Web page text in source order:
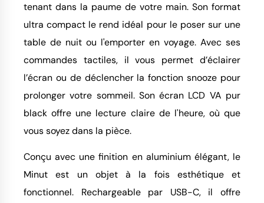
tenant dans la paume de votre main. Son format
ultra compact le rend idéal pour le poser sur une
table de nuit ou l'emporter en voyage. Avec ses
commandes tactiles, il vous permet d’éclairer
l’écran ou de déclencher la fonction snooze pour
prolonger votre sommeil. Son écran LCD VA pur
black offre une lecture claire de l'heure, où que
vous soyez dans la pièce.
Conçu avec une finition en aluminium élégant, le
Minut est un objet à la fois esthétique et
fonctionnel. Rechargeable par USB-C, il offre